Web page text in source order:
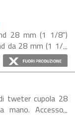
28 mm (1 1/8")
da 28 mm (1 1/8
tessuto rivestita a
e multiventilato,
tweter cupola 28
Accessori